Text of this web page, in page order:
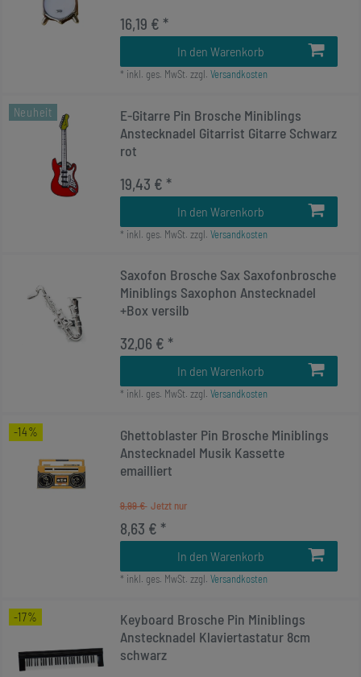
16,19 € *
In den Warenkorb
* inkl. ges. MwSt. zzgl. Versandkosten
Neuheit
E-Gitarre Pin Brosche Miniblings
Anstecknadel Gitarrist Gitarre Schwarz
rot
19,43 € *
In den Warenkorb
* inkl. ges. MwSt. zzgl. Versandkosten
Saxofon Brosche Sax Saxofonbrosche
Miniblings Saxophon Anstecknadel
+Box versilb
32,06 € *
In den Warenkorb
* inkl. ges. MwSt. zzgl. Versandkosten
-14%
Ghettoblaster Pin Brosche Miniblings
Anstecknadel Musik Kassette
emailliert
9,99 €
8,63 € *
In den Warenkorb
* inkl. ges. MwSt. zzgl. Versandkosten
-17%
Keyboard Brosche Pin Miniblings
Anstecknadel Klaviertastatur 8cm
schwarz